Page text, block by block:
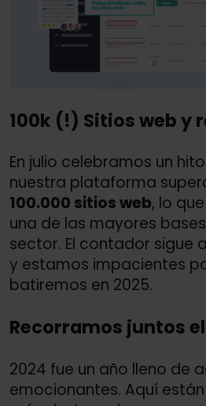
100k (!) Sitios web y
En julio celebramos un
nuestra plataforma
100.000 sitios web, lo
una de las mayores
sector. El contador sigue
y estamos impacientes
batiremos en 2025.
Recorramos juntos
2024 fue un año lleno de
emocionantes. Aquí